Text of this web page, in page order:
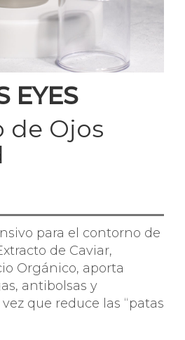
EYES
de Ojos
para el contorno de
de Caviar,
Orgánico, aporta
antibolsas y
que reduce las “patas